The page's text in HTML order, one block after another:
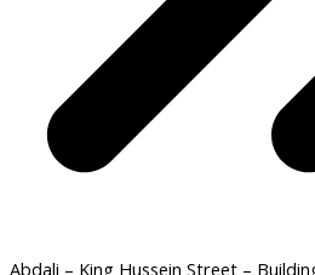
Abdali – King Hussein Street –